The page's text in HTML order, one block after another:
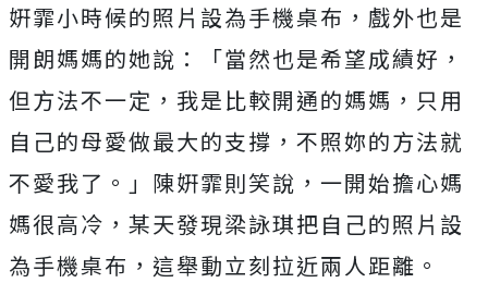
姸霏小時候的照片設為手機桌布， 戲外也是
開朗媽媽的她說：「當然也是希望成績好，
但方法不一定， 我是比較開通的媽媽，只用
自己的母愛做最大的支撐， 不照妳的方法就
不愛我了。」陳姸霏則笑說， 一開始擔心媽
媽很高冷， 某天發現梁詠琪把自己的照片設
為手機桌布， 這舉動立刻拉近兩人距離。